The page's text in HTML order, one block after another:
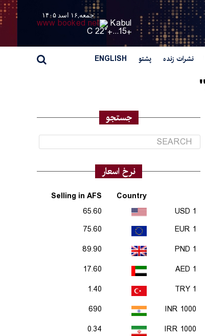
جمعه,۱۶ اسد ۱۴۰۵
Kabul
+
15...
+
22° C
نشرات زنده پشتو ENGLISH
جستجو
نرخ اسعار
Country
Selling in AFS
1 USD
65.60
1 EUR
75.60
1 PND
89.90
1 AED
17.60
1 TRY
1.40
1000 INR
690
1000 IRR
0.34